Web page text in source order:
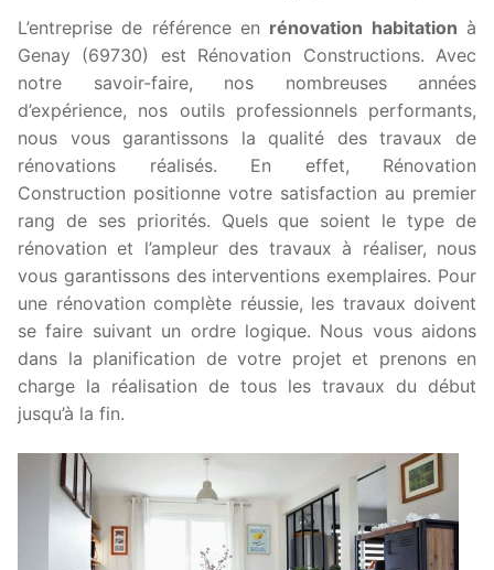
L’entreprise de référence en rénovation habitation à
Genay (69730) est Rénovation Constructions. Avec
notre savoir-faire, nos nombreuses années
d’expérience, nos outils professionnels performants,
nous vous garantissons la qualité des travaux de
rénovations réalisés. En effet, Rénovation
Construction positionne votre satisfaction au premier
rang de ses priorités. Quels que soient le type de
rénovation et l’ampleur des travaux à réaliser, nous
vous garantissons des interventions exemplaires. Pour
une rénovation complète réussie, les travaux doivent
se faire suivant un ordre logique. Nous vous aidons
dans la planification de votre projet et prenons en
charge la réalisation de tous les travaux du début
jusqu’à la fin.